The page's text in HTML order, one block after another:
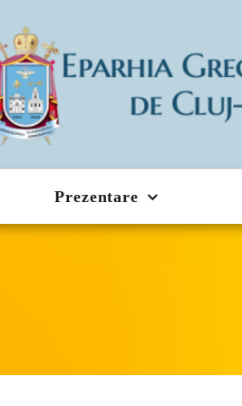
Prezentare